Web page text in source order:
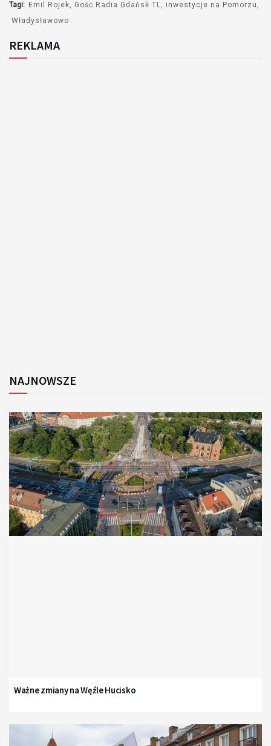
Tagi: Emil Rojek Gość Radia Gdańsk TL
inwestycje na Pomorzu
Władysławowo
REKLAMA
NAJNOWSZE
Ważne zmiany na Węźle Hucisko